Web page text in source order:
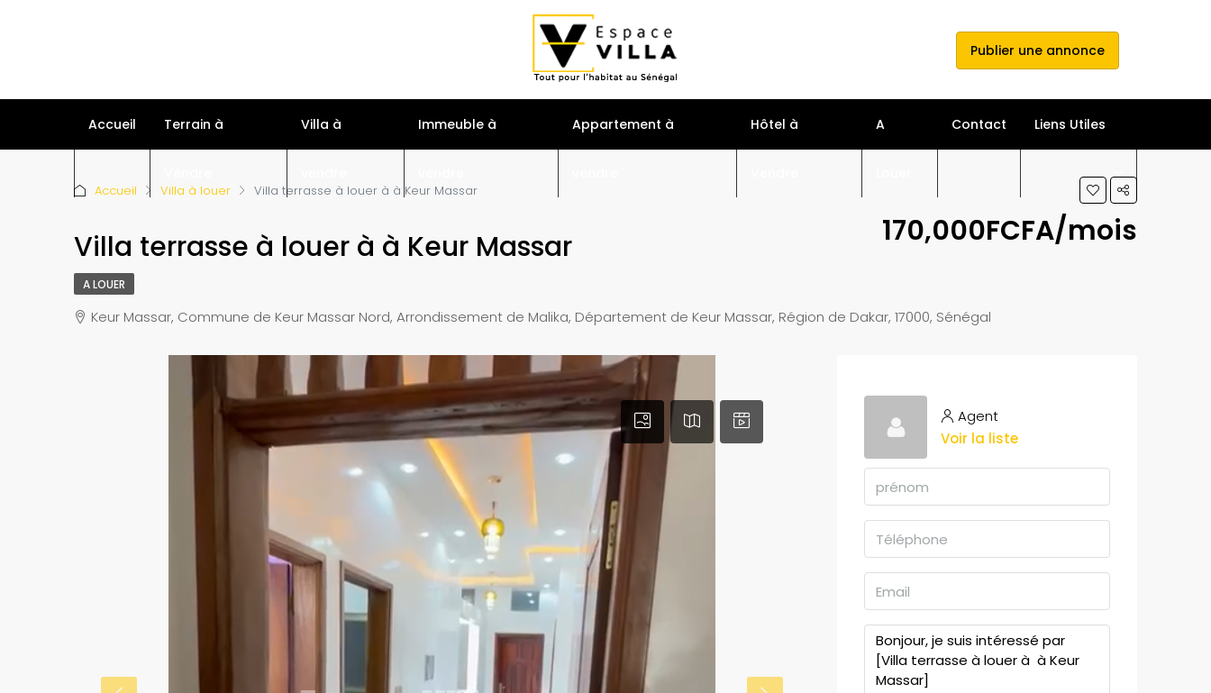
Publier une annonce
Accueil Terrain à Villa à Immeuble à Appartement à Hôtel à A Contact Liens Utiles
Accueil Villa à louer Villa terrasse à louer à à Keur Massar
Villa terrasse à louer à à Keur Massar 170,000FCFA/mois
A LOUER
Keur Massar, Commune de Keur Massar Nord, Arrondissement de Malika, Département de Keur Massar, Région de Dakar, 17000, Sénégal
Agent
Voir la liste